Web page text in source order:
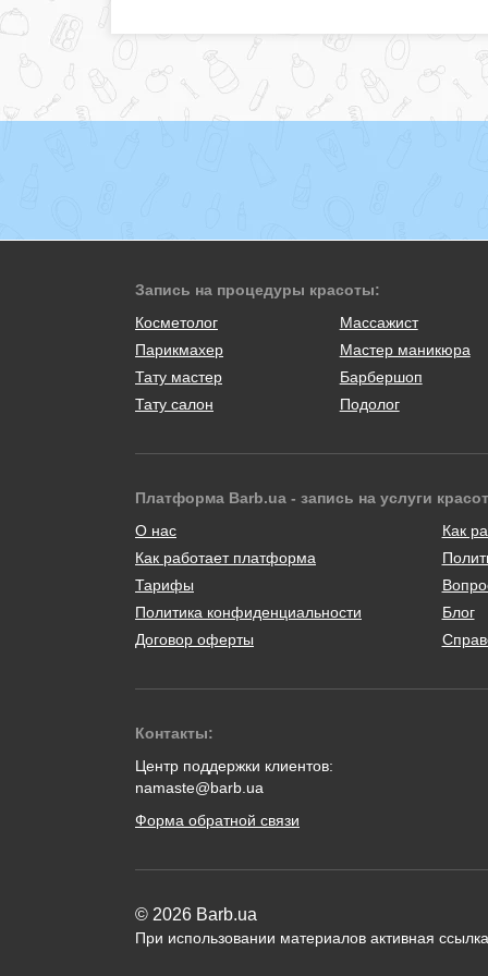
Запись на процедуры красоты:
Косметолог
Массажист
Парикмахер
Мастер маникюра
Тату мастер
Барбершоп
Тату салон
Подолог
Платформа Barb.ua - запись на услуги
О нас
Как работает платформа
Тарифы
Политика конфиденциальности
Договор оферты
Как
Блог
Контакты:
Центр поддержки клиентов:
namaste@barb.ua
Форма обратной связи
© 2026 Barb.ua
При использовании материалов активная